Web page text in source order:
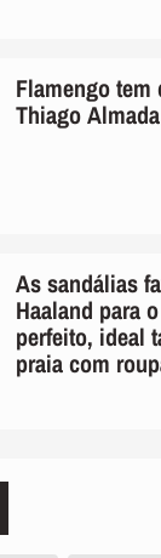
Flamengo
Thiago Almada
As sandálias
Haaland para
perfeito, ideal
praia com